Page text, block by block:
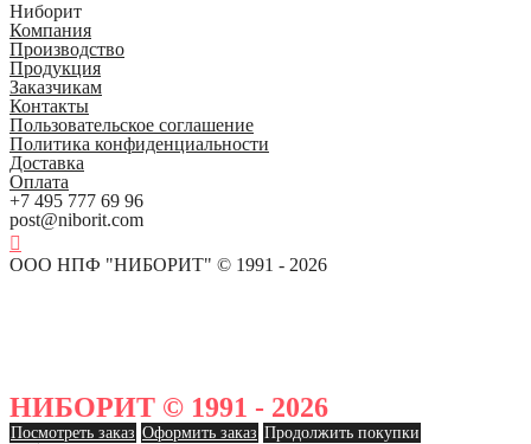
Ниборит
Компания
Производство
Продукция
Заказчикам
Контакты
Пользовательское соглашение
Политика конфиденциальности
Доставка
Оплата
+7 495 777 69 96
post@niborit.com
ООО НПФ "НИБОРИТ" © 1991 - 2026
НИБОРИТ © 1991 - 2026
Посмотреть заказ Оформить заказ Продолжить покупки